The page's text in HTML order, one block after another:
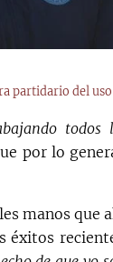
partidario del
todos
por lo
manos que
éxitos